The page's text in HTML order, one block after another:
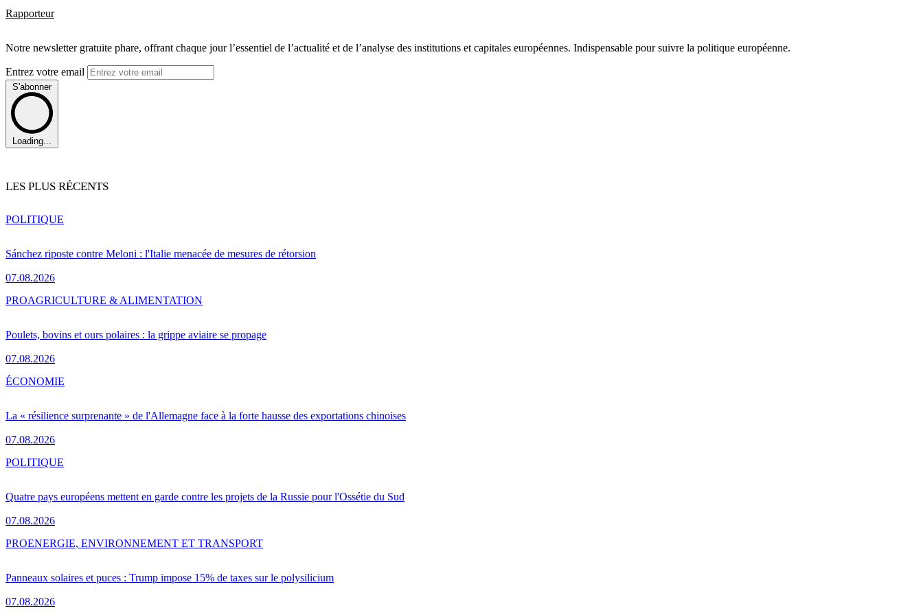
Rapporteur
Notre newsletter gratuite phare, offrant chaque jour l’essentiel de l’actualité et de l’analyse des institutions et capitales européennes. Indispensable pour suivre la politique européenne.
Entrez votre email
S'abonner
Loading...
LES PLUS RÉCENTS
Sánchez riposte contre Meloni : l'Italie menacée de mesures de rétorsion
07.08.2026
POLITIQUE
Poulets, bovins et ours polaires : la grippe aviaire se propage
07.08.2026
PROAGRICULTURE & ALIMENTATION
La « résilience surprenante » de l'Allemagne face à la forte hausse des exportations chinoises
07.08.2026
ÉCONOMIE
Quatre pays européens mettent en garde contre les projets de la Russie pour l'Ossétie du Sud
07.08.2026
POLITIQUE
Panneaux solaires et puces : Trump impose 15% de taxes sur le polysilicium
07.08.2026
PROENERGIE, ENVIRONNEMENT ET TRANSPORT